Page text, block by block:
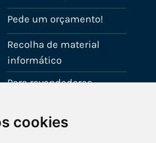
cookies
Pede um orçamento!
Recolha de material
informático
Para revendedores